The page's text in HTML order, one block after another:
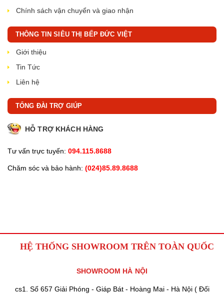
Chính sách vận chuyển và giao nhận
THÔNG TIN SIÊU THỊ BẾP ĐỨC VIỆT
Giới thiệu
Tin Tức
Liên hệ
TỔNG ĐÀI TRỢ GIÚP
HỖ TRỢ KHÁCH HÀNG
Tư vấn trực tuyến: 094.115.8688
Chăm sóc và bảo hành: (024)85.89.8688
HỆ THỐNG SHOWROOM TRÊN TOÀN QUỐC
SHOWROOM HÀ NỘI
cs1. Số 657 Giải Phóng - Giáp Bát - Hoàng Mai - Hà Nội ( Đối